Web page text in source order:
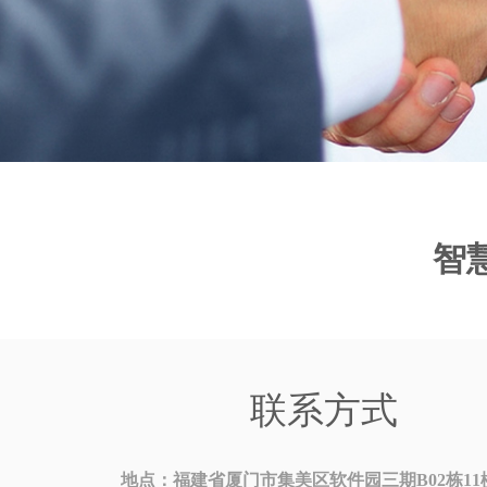
智
联系方式
地点：福建省厦门市集美区软件园三期B02栋11